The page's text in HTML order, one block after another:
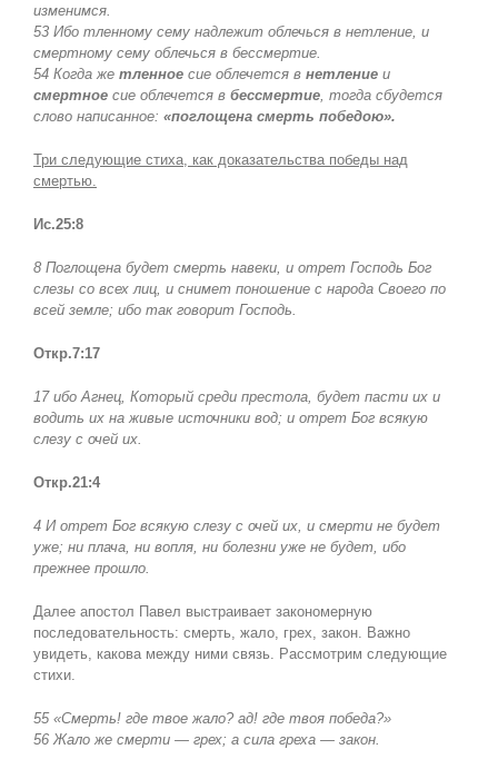
изменимся.
53 Ибо тленному сему надлежит облечься в нетление, и
смертному сему облечься в бессмертие.
54 Когда же тленноесие облечется в нетлениеи
смертноесие облечется в бессмертие, тогда сбудется
слово написанное: «поглощена смерть победою».
Три следующие стиха, как доказательства победы над
смертью.
Ис.25:8
8 Поглощена будет смерть навеки, и отрет Господь Бог
слезы со всех лиц, и снимет поношение с народа Своего по
всей земле; ибо так говорит Господь.
Откр.7:17
17 ибо Агнец, Который среди престола, будет пасти их и
водить их на живые источники вод; и отрет Бог всякую
слезу с очей их.
Откр.21:4
4 И отрет Бог всякую слезу с очей их, и смерти не будет
уже; ни плача, ни вопля, ни болезни уже не будет, ибо
прежнее прошло.
Далее апостол Павел выстраивает закономерную
последовательность: смерть, жало, грех, закон. Важно
увидеть, какова между ними связь. Рассмотрим следующие
стихи.
55 «Смерть! где твое жало? ад! где твоя победа?»
56 Жало же смерти — грех; а сила греха — закон.